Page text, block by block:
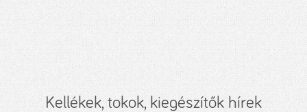
Kellékek, tokok, kiegészítők hírek